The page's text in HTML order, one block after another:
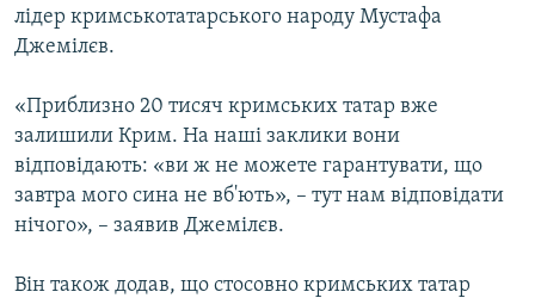
СПЕЦПРОЕКТИ
ДЕПОРТАЦІЯ
ВІДЕОУРОКИ «ELIFBE»
СВІДЧЕННЯ ОКУПАЦІЇ
УКРАЇНСЬКА ПРОБЛЕМА КРИМУ
ІНФОГРАФІКА
ЯК ОБІЙТИ БЛОКУВАННЯ
Русский
Qırımtatar
ДОЛУЧАЙСЯ!
лідер кримськотатарського народу Мустафа
Джемілєв.
«Приблизно 20 тисяч кримських татар вже
залишили Крим. На наші заклики вони
відповідають: «ви ж не можете гарантувати, що
завтра мого сина не вб'ють», – тут нам відповідати
нічого», – заявив Джемілєв.
Він також додав, що стосовно кримських татар